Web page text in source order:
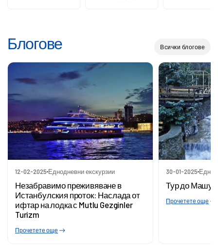
Блогове Всички блогове
12-02-2025 Еднодневни екскурзии
Незабравимо преживяване в
Истанбулския проток: Наслада от
ифтар на лодка с Mutlu Gezginler
Turizm
Прочетете още
30-01-2025
Тур до
Прочетете още